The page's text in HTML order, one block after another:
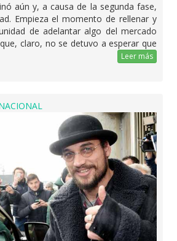
aún y, a causa de la segunda fase,
Empieza el momento de rellenar y
de adelantar algo del mercado
claro, no se detuvo a esperar que
Leer más